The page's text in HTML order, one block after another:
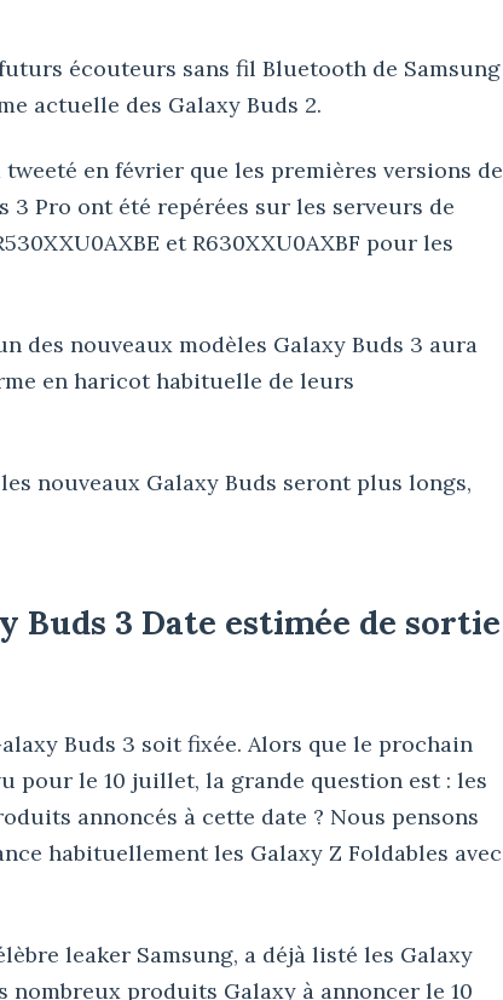
écouteurs sans fil Bluetooth de Samsung
actuelle des Galaxy Buds 2.
en février que les premières versions de
3 Pro ont été repérées sur les serveurs de
et R630XXU0AXBF pour les
des nouveaux modèles Galaxy Buds 3 aura
en haricot habituelle de leurs
nouveaux Galaxy Buds seront plus longs,
Buds 3 Date estimée de sortie
Buds 3 soit fixée. Alors que le prochain
pour le 10 juillet, la grande question est : les
annoncés à cette date ? Nous pensons
habituellement les Galaxy Z Foldables avec
leaker Samsung, a déjà listé les Galaxy
nombreux produits Galaxy à annoncer le 10